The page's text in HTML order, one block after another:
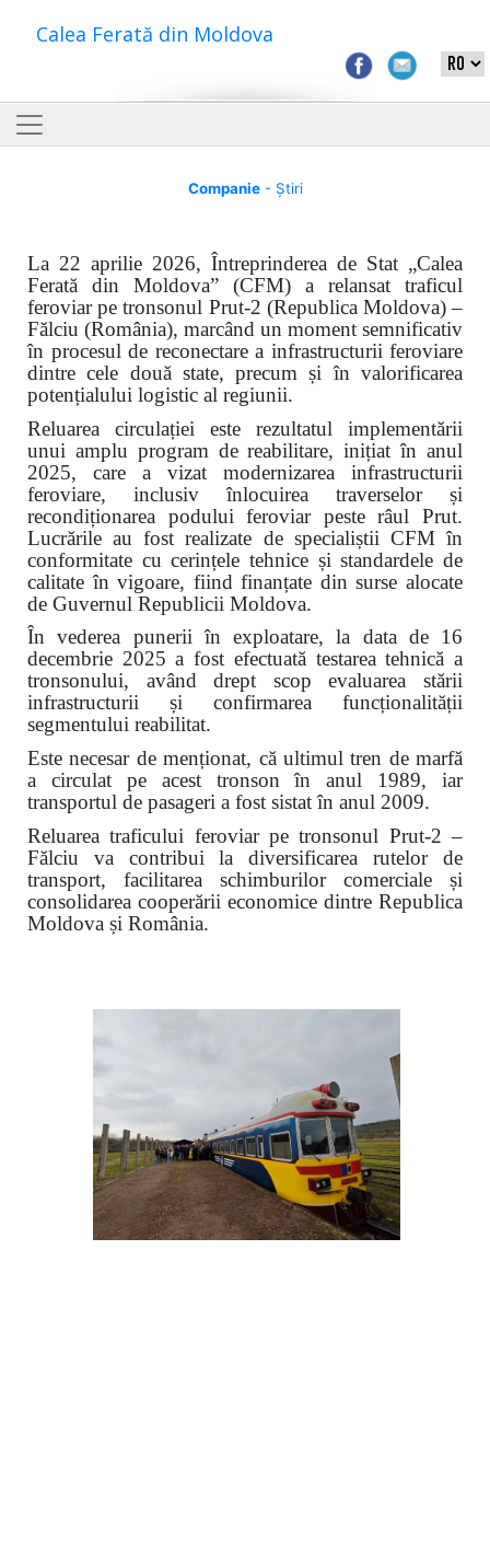
Calea Ferată din Moldova
Companie- Știri
La 22 aprilie 2026, Întreprinderea de Stat „Calea
Ferată din Moldova” (CFM) a relansat traficul
feroviar pe tronsonul Prut-2 (Republica Moldova) –
Fălciu (România), marcând un moment semnificativ
în procesul de reconectare a infrastructurii feroviare
dintre cele două state, precum și în valorificarea
potențialului logistic al regiunii.
Reluarea circulației este rezultatul implementării
unui amplu program de reabilitare, inițiat în anul
2025, care a vizat modernizarea infrastructurii
feroviare, inclusiv înlocuirea traverselor și
recondiționarea podului feroviar peste râul Prut.
Lucrările au fost realizate de specialiștii CFM în
conformitate cu cerințele tehnice și standardele de
calitate în vigoare, fiind finanțate din surse alocate
de Guvernul Republicii Moldova.
În vederea punerii în exploatare, la data de 16
decembrie 2025 a fost efectuată testarea tehnică a
tronsonului, având drept scop evaluarea stării
infrastructurii și confirmarea funcționalității
segmentului reabilitat.
Este necesar de menționat, că ultimul tren de marfă
a circulat pe acest tronson în anul 1989, iar
transportul de pasageri a fost sistat în anul 2009.
Reluarea traficului feroviar pe tronsonul Prut-2 –
Fălciu va contribui la diversificarea rutelor de
transport, facilitarea schimburilor comerciale și
consolidarea cooperării economice dintre Republica
Moldova și România.